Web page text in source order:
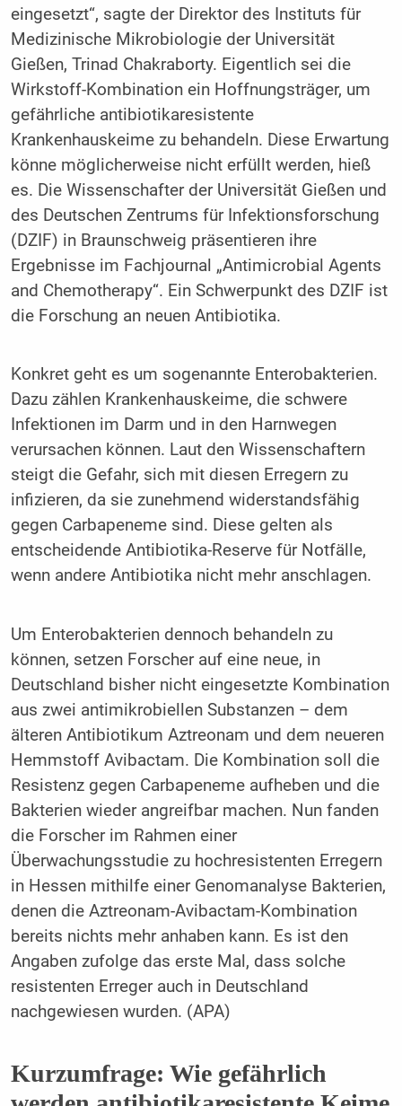
eingesetzt“, sagte der Direktor des Instituts für
Medizinische Mikrobiologie der Universität
Gießen, Trinad Chakraborty. Eigentlich sei die
Wirkstoff-Kombination ein Hoffnungsträger, um
gefährliche antibiotikaresistente
Krankenhauskeime zu behandeln. Diese Erwartung
könne möglicherweise nicht erfüllt werden, hieß
es. Die Wissenschafter der Universität Gießen und
des Deutschen Zentrums für Infektionsforschung
(DZIF) in Braunschweig präsentieren ihre
Ergebnisse im Fachjournal „Antimicrobial Agents
and Chemotherapy“. Ein Schwerpunkt des DZIF ist
die Forschung an neuen Antibiotika.
Konkret geht es um sogenannte Enterobakterien.
Dazu zählen Krankenhauskeime, die schwere
Infektionen im Darm und in den Harnwegen
verursachen können. Laut den Wissenschaftern
steigt die Gefahr, sich mit diesen Erregern zu
infizieren, da sie zunehmend widerstandsfähig
gegen Carbapeneme sind. Diese gelten als
entscheidende Antibiotika-Reserve für Notfälle,
wenn andere Antibiotika nicht mehr anschlagen.
Um Enterobakterien dennoch behandeln zu
können, setzen Forscher auf eine neue, in
Deutschland bisher nicht eingesetzte Kombination
aus zwei antimikrobiellen Substanzen – dem
älteren Antibiotikum Aztreonam und dem neueren
Hemmstoff Avibactam. Die Kombination soll die
Resistenz gegen Carbapeneme aufheben und die
Bakterien wieder angreifbar machen. Nun fanden
die Forscher im Rahmen einer
Überwachungsstudie zu hochresistenten Erregern
in Hessen mithilfe einer Genomanalyse Bakterien,
denen die Aztreonam-Avibactam-Kombination
bereits nichts mehr anhaben kann. Es ist den
Angaben zufolge das erste Mal, dass solche
resistenten Erreger auch in Deutschland
nachgewiesen wurden. (APA)
Kurzumfrage: Wie gefährlich